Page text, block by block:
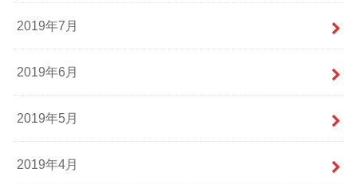
2019年7月
2019年6月
2019年5月
2019年4月